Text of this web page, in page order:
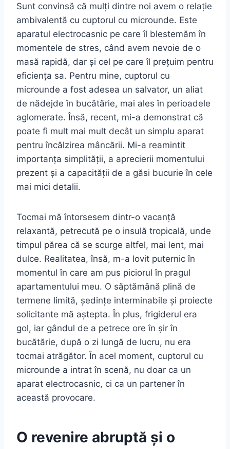
Sunt convinsă că mulți dintre noi avem o relație
ambivalentă cu cuptorul cu microunde. Este
aparatul electrocasnic pe care îl blestemăm în
momentele de stres, când avem nevoie de o
masă rapidă, dar și cel pe care îl prețuim pentru
eficiența sa. Pentru mine, cuptorul cu
microunde a fost adesea un salvator, un aliat
de nădejde în bucătărie, mai ales în perioadele
aglomerate. Însă, recent, mi-a demonstrat că
poate fi mult mai mult decât un simplu aparat
pentru încălzirea mâncării. Mi-a reamintit
importanța simplității, a aprecierii momentului
prezent și a capacității de a găsi bucurie în cele
mai mici detalii.
Tocmai mă întorsesem dintr-o vacanță
relaxantă, petrecută pe o insulă tropicală, unde
timpul părea că se scurge altfel, mai lent, mai
dulce. Realitatea, însă, m-a lovit puternic în
momentul în care am pus piciorul în pragul
apartamentului meu. O săptămână plină de
termene limită, ședințe interminabile și proiecte
solicitante mă aștepta. În plus, frigiderul era
gol, iar gândul de a petrece ore în șir în
bucătărie, după o zi lungă de lucru, nu era
tocmai atrăgător. În acel moment, cuptorul cu
microunde a intrat în scenă, nu doar ca un
aparat electrocasnic, ci ca un partener în
această provocare.
O revenire abruptă și o